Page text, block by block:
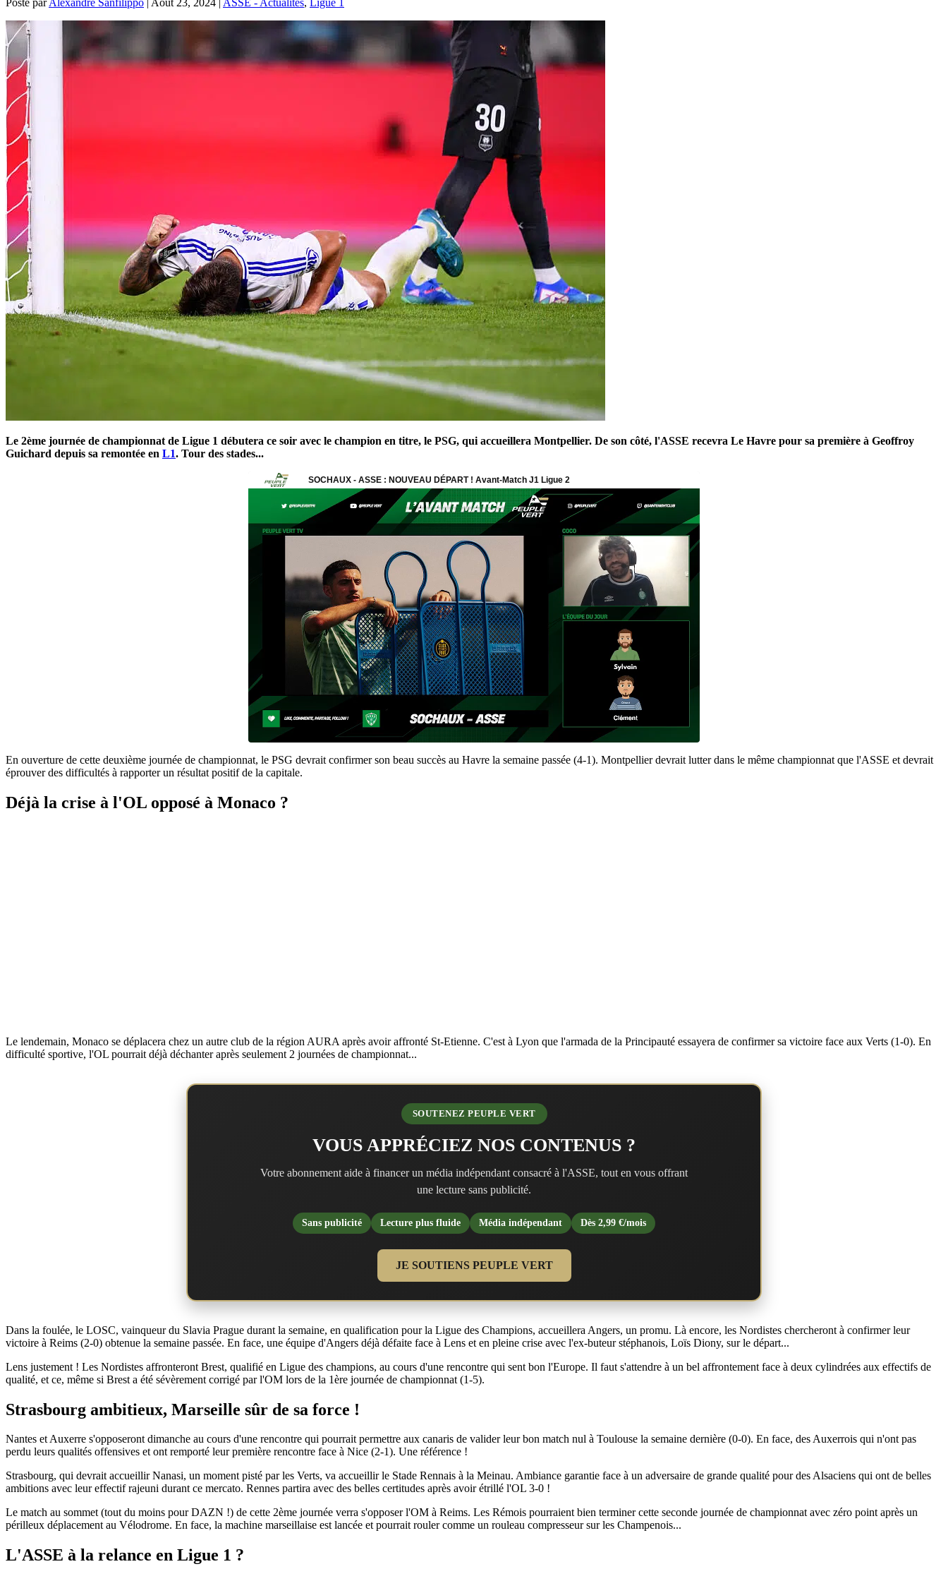
Le 2ème journée de championnat de Ligue 1 débutera ce soir avec le champion en titre, le PSG, qui accueillera Montpellier. De son côté, l'ASSE recevra Le Havre pour sa première à Geoffroy
Guichard depuis sa remontée en L1. Tour des stades...
En ouverture de cette deuxième journée de championnat, le PSG devrait confirmer son beau succès au Havre la semaine passée (4-1). Montpellier devrait lutter dans le même championnat que l'ASSE et devrait
éprouver des difficultés à rapporter un résultat positif de la capitale.
Déjà la crise à l'OL opposé à Monaco ?
Le lendemain, Monaco se déplacera chez un autre club de la région AURA après avoir affronté St-Etienne. C'est à Lyon que l'armada de la Principauté essayera de confirmer sa victoire face aux Verts (1-0). En
difficulté sportive, l'OL pourrait déjà déchanter après seulement 2 journées de championnat...
SOUTENEZ PEUPLE VERT
VOUS APPRÉCIEZ NOS CONTENUS ?
Votre abonnement aide à financer un média indépendant consacré à l'ASSE, tout en vous offrant
une lecture sans publicité.
Sans publicité Lecture plus fluide Média indépendant Dès 2,99 €/mois
JE SOUTIENS PEUPLE VERT
Dans la foulée, le LOSC, vainqueur du Slavia Prague durant la semaine, en qualification pour la Ligue des Champions, accueillera Angers, un promu. Là encore, les Nordistes chercheront à confirmer leur
victoire à Reims (2-0) obtenue la semaine passée. En face, une équipe d'Angers déjà défaite face à Lens et en pleine crise avec l'ex-buteur stéphanois, Loïs Diony, sur le départ...
Lens justement ! Les Nordistes affronteront Brest, qualifié en Ligue des champions, au cours d'une rencontre qui sent bon l'Europe. Il faut s'attendre à un bel affrontement face à deux cylindrées aux effectifs de
qualité, et ce, même si Brest a été sévèrement corrigé par l'OM lors de la 1ère journée de championnat (1-5).
Strasbourg ambitieux, Marseille sûr de sa force !
Nantes et Auxerre s'opposeront dimanche au cours d'une rencontre qui pourrait permettre aux canaris de valider leur bon match nul à Toulouse la semaine dernière (0-0). En face, des Auxerrois qui n'ont pas
perdu leurs qualités offensives et ont remporté leur première rencontre face à Nice (2-1). Une référence !
Strasbourg, qui devrait accueillir Nanasi, un moment pisté par les Verts, va accueillir le Stade Rennais à la Meinau. Ambiance garantie face à un adversaire de grande qualité pour des Alsaciens qui ont de belles
ambitions avec leur effectif rajeuni durant ce mercato. Rennes partira avec des belles certitudes après avoir étrillé l'OL 3-0 !
Le match au sommet (tout du moins pour DAZN !) de cette 2ème journée verra s'opposer l'OM à Reims. Les Rémois pourraient bien terminer cette seconde journée de championnat avec zéro point après un
périlleux déplacement au Vélodrome. En face, la machine marseillaise est lancée et pourrait rouler comme un rouleau compresseur sur les Champenois...
L'ASSE à la relance en Ligue 1 ?